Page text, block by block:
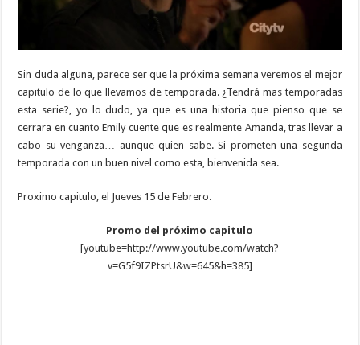
Sin duda alguna, parece ser que la próxima semana veremos el mejor
capitulo de lo que llevamos de temporada. ¿Tendrá mas temporadas
esta serie?, yo lo dudo, ya que es una historia que pienso que se
cerrara en cuanto Emily cuente que es realmente Amanda, tras llevar a
cabo su venganza… aunque quien sabe. Si prometen una segunda
temporada con un buen nivel como esta, bienvenida sea.
Proximo capitulo, el Jueves 15 de Febrero.
Promo del próximo capitulo
[youtube=http://www.youtube.com/watch?
v=G5f9IZPtsrU&w=645&h=385]